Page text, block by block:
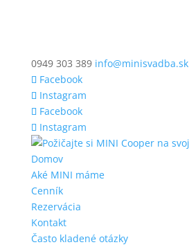
0949 303 389 info@minisvadba.sk
Facebook
Instagram
Facebook
Instagram
Domov
Aké MINI máme
Cenník
Rezervácia
Kontakt
Často kladené otázky